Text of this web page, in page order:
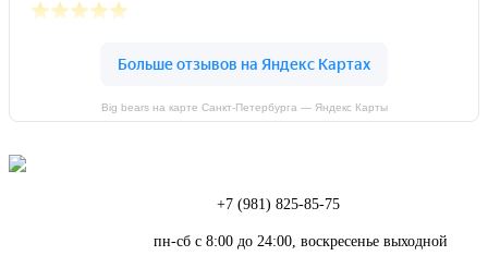
Big bears на карте Санкт‑Петербурга — Яндекс Карты
+7 (981) 825-85-75
пн-сб с 8:00 до 24:00, воскресенье выходной